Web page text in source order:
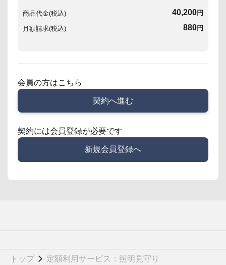
商品代金(税込) 40,200円
月額請求(税込) 880円
会員の方はこちら
契約へ進む
契約には会員登録が必要です
新規会員登録へ
トップ
定額利用サービス：照明見守り